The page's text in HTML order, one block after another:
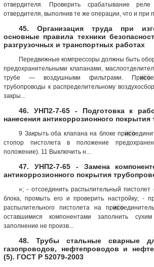
отвердителя. Проверить срабатывание
отвердителя, выполнив те же операции, что и при
45. Организация труда при
основные правила техники
разгрузочных и транспортных работах
Передвижные компрессоры должны быть
предохранительными клапанами,
трубе — воздушными фильтрами. Присо
трубопроводы к распределительному
закры...
46. УНП2-7-65 - Подготовка к
нанесения антикоррозионного
9 Закрыть оба клапана на блоке присо
стопор пистолета в положение
положение). 11 Выключить н...
47. УНП2-7-65 - Замена
антикоррозионного покрытия
»; - отсоединить распылительный пистолет
блока, промыть его и проверить настройку; -
распылительного пистолета на присо
оставшимися компонентами заполнить
заполнение не произв...
48. Трубы стальные сварные
газопроводов, нефтепроводов и
(5). ГОСТ Р 52079-2003